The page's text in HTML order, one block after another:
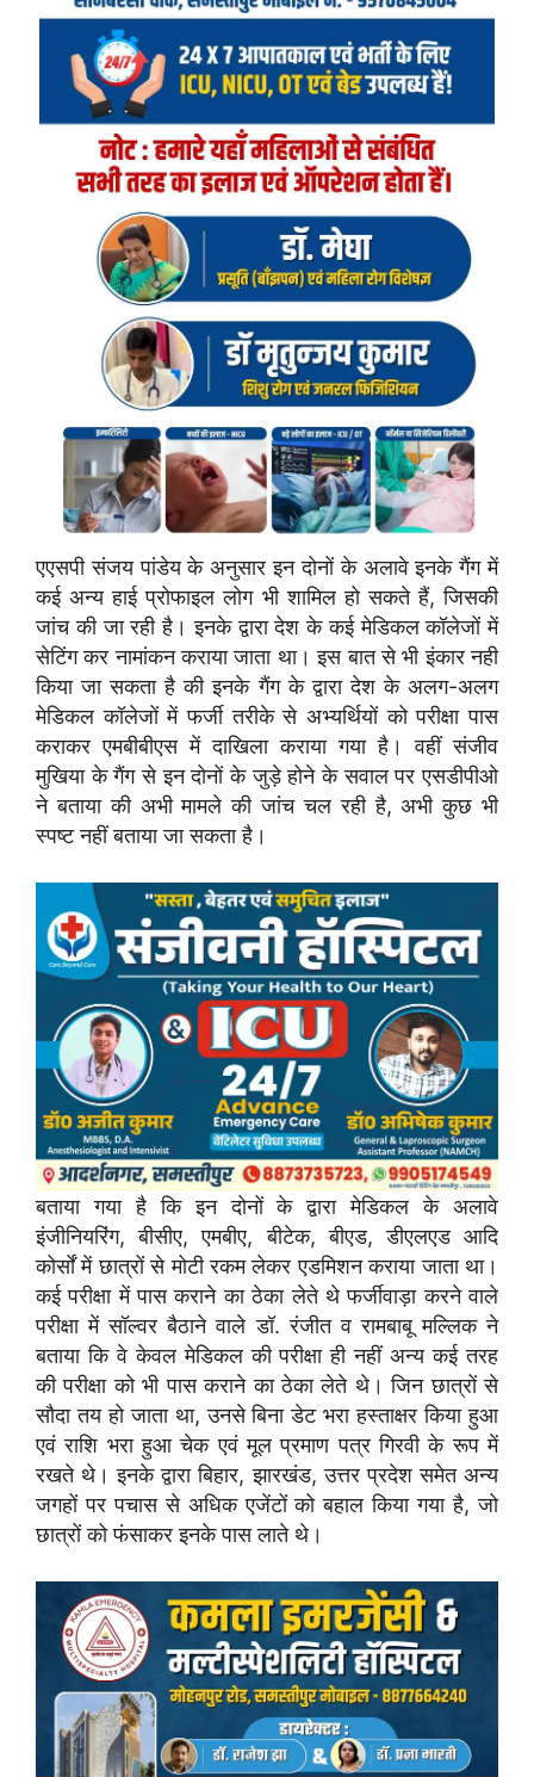
एएसपी संजय पांडेय के अनुसार इन दोनों के अलावे इनके गैंग में
कई अन्य हाई प्रोफाइल लोग भी शामिल हो सकते हैं, जिसकी
जांच की जा रही है। इनके द्वारा देश के कई मेडिकल कॉलेजों में
सेटिंग कर नामांकन कराया जाता था। इस बात से भी इंकार नही
किया जा सकता है की इनके गैंग के द्वारा देश के अलग-अलग
मेडिकल कॉलेजों में फर्जी तरीके से अभ्यर्थियों को परीक्षा पास
कराकर एमबीबीएस में दाखिला कराया गया है। वहीं संजीव
मुखिया के गैंग से इन दोनों के जुड़े होने के सवाल पर एसडीपीओ
ने बताया की अभी मामले की जांच चल रही है, अभी कुछ भी
स्पष्ट नहीं बताया जा सकता है।
बताया गया है कि इन दोनों के द्वारा मेडिकल के अलावे
इंजीनियरिंग, बीसीए, एमबीए, बीटेक, बीएड, डीएलएड आदि
कोर्सों में छात्रों से मोटी रकम लेकर एडमिशन कराया जाता था।
कई परीक्षा में पास कराने का ठेका लेते थे फर्जीवाड़ा करने वाले
परीक्षा में सॉल्वर बैठाने वाले डॉ. रंजीत व रामबाबू मल्लिक ने
बताया कि वे केवल मेडिकल की परीक्षा ही नहीं अन्य कई तरह
की परीक्षा को भी पास कराने का ठेका लेते थे। जिन छात्रों से
सौदा तय हो जाता था, उनसे बिना डेट भरा हस्ताक्षर किया हुआ
एवं राशि भरा हुआ चेक एवं मूल प्रमाण पत्र गिरवी के रूप में
रखते थे। इनके द्वारा बिहार, झारखंड, उत्तर प्रदेश समेत अन्य
जगहों पर पचास से अधिक एजेंटों को बहाल किया गया है, जो
छात्रों को फंसाकर इनके पास लाते थे।